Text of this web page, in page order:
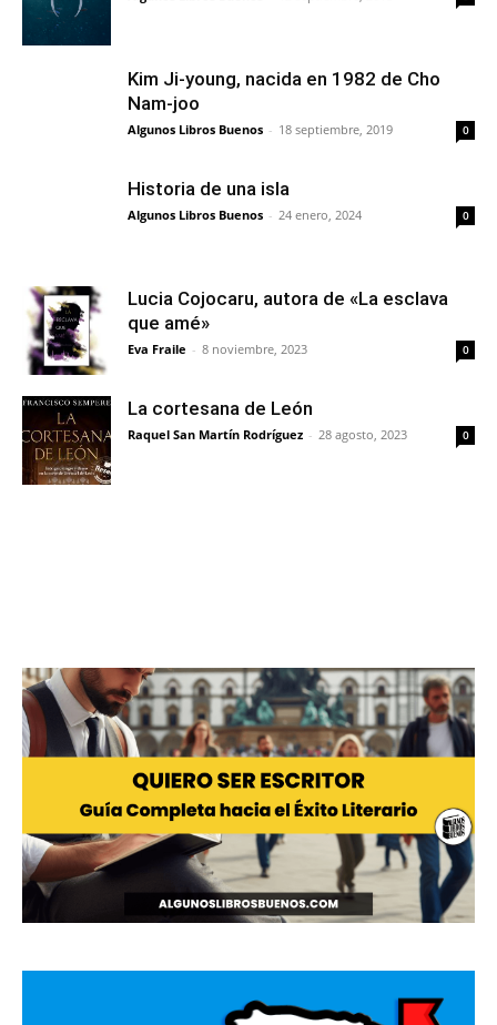
Kim Ji-young, nacida en 1982 de Cho
Nam-joo
Algunos Libros Buenos - 18 septiembre, 2019 0
Historia de una isla
Algunos Libros Buenos - 24 enero, 2024 0
Lucia Cojocaru, autora de «La esclava
que amé»
Eva Fraile - 8 noviembre, 2023 0
La cortesana de León
Raquel San Martín Rodríguez - 28 agosto, 2023 0